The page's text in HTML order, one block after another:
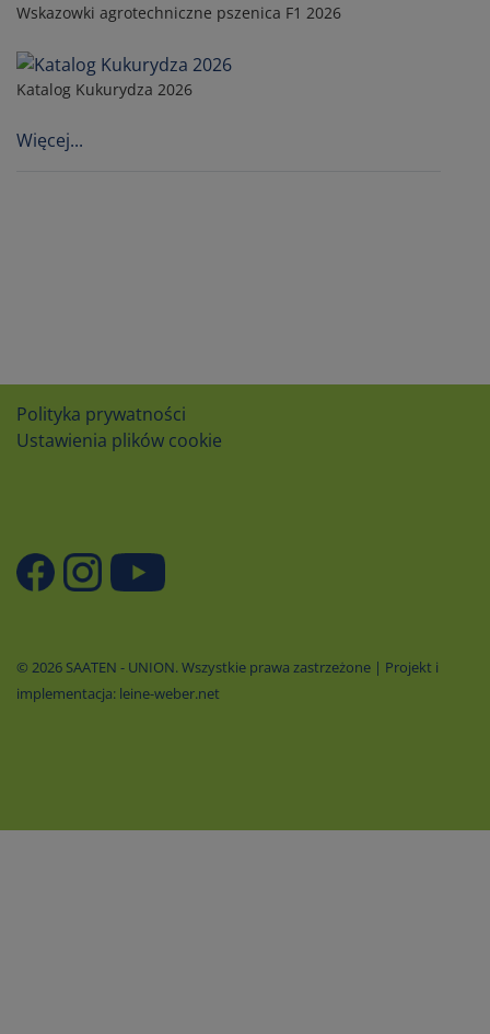
Wskazowki agrotechniczne pszenica F1 2026
Katalog Kukurydza 2026
Więcej...
Polityka prywatności
Ustawienia plików cookie
© 2026 SAATEN - UNION. Wszystkie prawa zastrzeżone | Projekt i
implementacja: leine-weber.net